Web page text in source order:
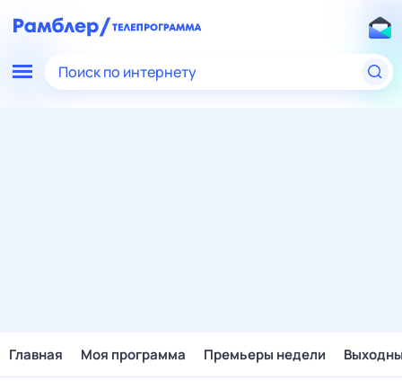
Поиск по интернету
Главная Моя программа Премьеры недели